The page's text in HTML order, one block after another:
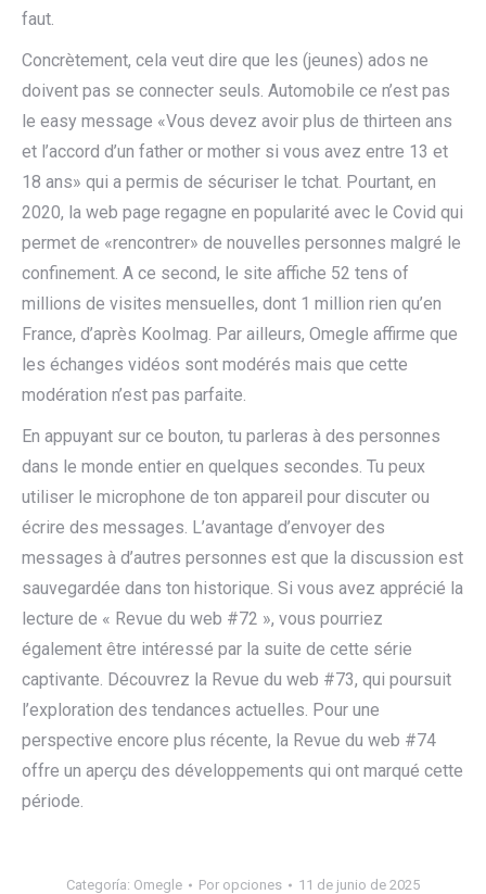
faut.
Concrètement, cela veut dire que les (jeunes) ados ne
doivent pas se connecter seuls. Automobile ce n’est pas
le easy message «Vous devez avoir plus de thirteen ans
et l’accord d’un father or mother si vous avez entre 13 et
18 ans» qui a permis de sécuriser le tchat. Pourtant, en
2020, la web page regagne en popularité avec le Covid qui
permet de «rencontrer» de nouvelles personnes malgré le
confinement. A ce second, le site affiche 52 tens of
millions de visites mensuelles, dont 1 million rien qu’en
France, d’après Koolmag. Par ailleurs, Omegle affirme que
les échanges vidéos sont modérés mais que cette
modération n’est pas parfaite.
En appuyant sur ce bouton, tu parleras à des personnes
dans le monde entier en quelques secondes. Tu peux
utiliser le microphone de ton appareil pour discuter ou
écrire des messages. L’avantage d’envoyer des
messages à d’autres personnes est que la discussion est
sauvegardée dans ton historique. Si vous avez apprécié la
lecture de « Revue du web #72 », vous pourriez
également être intéressé par la suite de cette série
captivante. Découvrez la Revue du web #73, qui poursuit
l’exploration des tendances actuelles. Pour une
perspective encore plus récente, la Revue du web #74
offre un aperçu des développements qui ont marqué cette
période.
Categoría: Omegle Por opciones 11 de junio de 2025